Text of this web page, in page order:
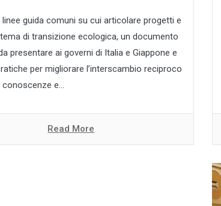
linee guida comuni su cui articolare progetti e
di transizione ecologica, un documento
presentare ai governi di Italia e Giappone e
per migliorare l’interscambio reciproco
e...
Read More